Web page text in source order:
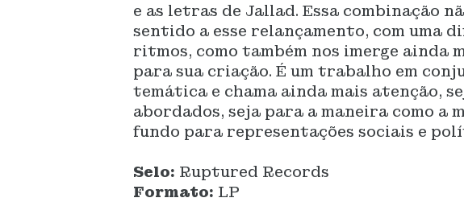
e as letras de Jallad. Essa combinação
sentido a esse relançamento, com uma
ritmos, como também nos imerge ainda
para sua criação. É um trabalho em
temática e chama ainda mais atenção,
abordados, seja para a maneira como a
fundo para representações sociais e
Selo: Ruptured Records
Formato: LP